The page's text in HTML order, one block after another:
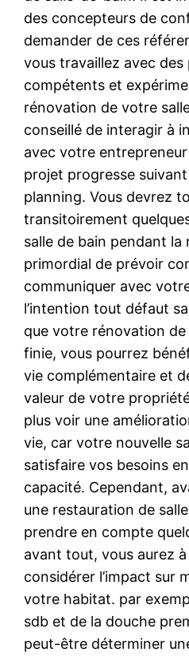
des concepteurs de
demander de ces
vous travaillez avec
compétents et
rénovation de votre
conseillé de interagir à
avec votre entrepreneur
projet progresse
planning. Vous devrez
transitoirement
salle de bain pendant la
primordial de prévoir
communiquer avec
l’intention tout défaut
que votre rénovation de
finie, vous pourrez
vie complémentaire et
valeur de votre
plus voir une
vie, car votre nouvelle
satisfaire vos besoins
capacité. Cependant,
une restauration de
prendre en compte
avant tout, vous aurez
considérer l’impact sur
votre habitat. par
sdb et de la douche
peut-être déterminer